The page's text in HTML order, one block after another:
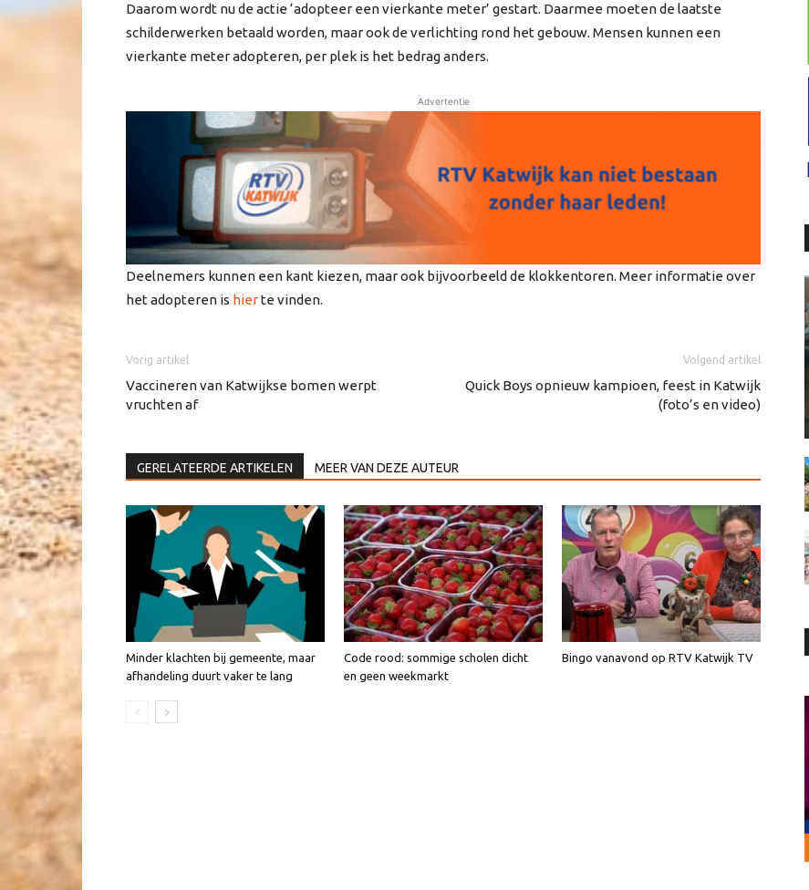
Daarom wordt nu de actie ‘adopteer een vierkante meter’ gestart. Daarmee moeten de laatste
schilderwerken betaald worden, maar ook de verlichting rond het gebouw. Mensen kunnen een
vierkante meter adopteren, per plek is het bedrag anders.
Advertentie
Deelnemers kunnen een kant kiezen, maar ook bijvoorbeeld de klokkentoren. Meer informatie over
het adopteren is hierte vinden.
Vorig artikel
Vaccineren van Katwijkse bomen werpt
vruchten af
Volgend artikel
Quick Boys opnieuw kampioen, feest in Katwijk
(foto’s en video)
GERELATEERDE ARTIKELEN MEER VAN DEZE AUTEUR
Minder klachten bij gemeente, maar
afhandeling duurt vaker te lang
Code rood: sommige scholen dicht
en geen weekmarkt
Bingo vanavond op RTV Katwijk TV